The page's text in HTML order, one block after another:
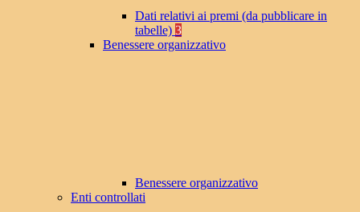
Dati relativi ai premi (da pubblicare in
tabelle) 3
Benessere organizzativo
Benessere organizzativo
Enti controllati